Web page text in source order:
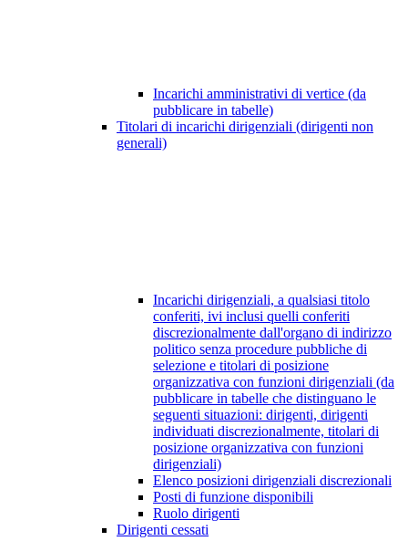
Incarichi amministrativi di vertice (da
pubblicare in tabelle)
Titolari di incarichi dirigenziali (dirigenti non
generali)
Incarichi dirigenziali, a qualsiasi titolo
conferiti, ivi inclusi quelli conferiti
discrezionalmente dall'organo di indirizzo
politico senza procedure pubbliche di
selezione e titolari di posizione
organizzativa con funzioni dirigenziali (da
pubblicare in tabelle che distinguano le
seguenti situazioni: dirigenti, dirigenti
individuati discrezionalmente, titolari di
posizione organizzativa con funzioni
dirigenziali)
Elenco posizioni dirigenziali discrezionali
Posti di funzione disponibili
Ruolo dirigenti
Dirigenti cessati